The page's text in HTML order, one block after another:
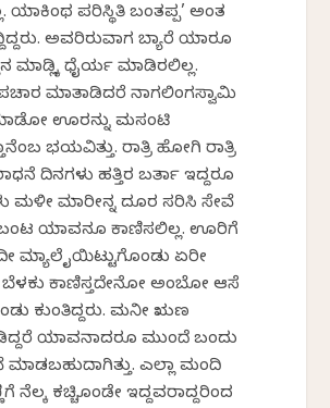
ಯಾಕಿಂಥ ಪರಿಸ್ಥಿತಿ ಬಂತಪ್ಪ’ ಅಂತ
ಅವರಿರುವಾಗ ಬ್ಯಾರೆ ಯಾರೂ
ಮಾಡ್ಲಿಕ್ಕೆ ಧೈರ್ಯ ಮಾಡಿರಲಿಲ್ಲ.
ಮಾತಾಡಿದರೆ ನಾಗಲಿಂಗಸ್ವಾಮಿ
ಊರನ್ನು ಮಸಂಟಿಕೆ
ಭಯವಿತ್ತು. ರಾತ್ರಿ ಹೋಗಿ ರಾತ್ರಿ
ದಿನಗಳು ಹತ್ತಿರ ಬರ್ತಾ ಇದ್ದರೂ
ಮಳೀ ಮಾರೀನ್ನ ದೂರ ಸರಿಸಿ ಸೇವೆ
ಯಾವನೂ ಕಾಣಿಸಲಿಲ್ಲ. ಊರಿಗೆ
ಮ್ಯಾಲೆ ಕೈಯಿಟ್ಟುಗೊಂಡು ಏರೀ
ಬೆಳಕು ಕಾಣಿಸ್ತದೇನೋ ಅಂಬೋ ಆಸೆ
ಕುಂತಿದ್ದರು. ಮನೀ ಋಣ
ಯಾವನಾದರೂ ಮುಂದೆ ಬಂದು
ಮಾಡಬಹುದಾಗಿತ್ತು. ಎಲ್ಲಾ ಮಂದಿ
ನೆಲಕ್ಕೆ ಕಚ್ಚಿಕೊಂಡೇ ಇದ್ದವರಾದ್ದರಿಂದ